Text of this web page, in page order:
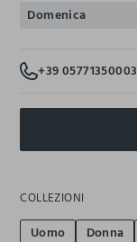
Domenica
+39 05771350003
COLLEZIONI
Uomo Donna